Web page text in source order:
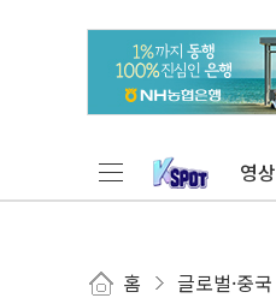
영상
홈 글로벌·중국